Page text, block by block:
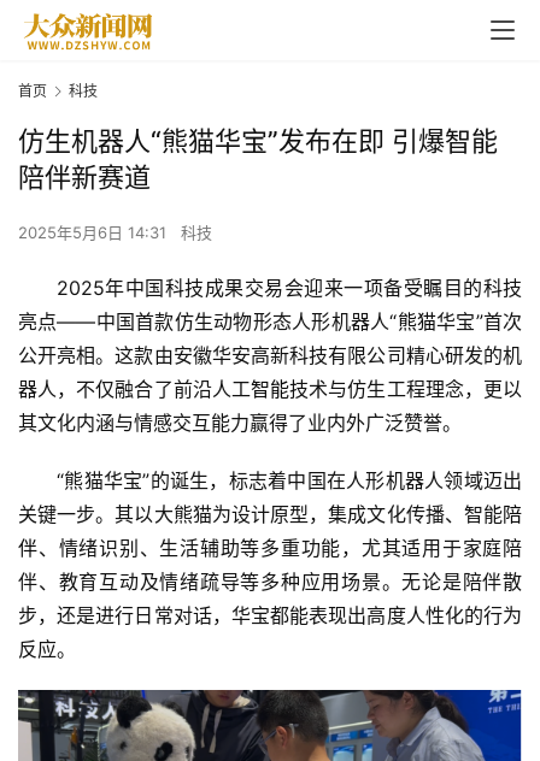
首页 科技
仿生机器人“熊猫华宝”发布在即 引爆智能
陪伴新赛道
2025年5月6日 14:31 科技
2025年中国科技成果交易会迎来一项备受瞩目的科技
亮点——中国首款仿生动物形态人形机器人“熊猫华宝”首次
公开亮相。这款由安徽华安高新科技有限公司精心研发的机
器人，不仅融合了前沿人工智能技术与仿生工程理念，更以
其文化内涵与情感交互能力赢得了业内外广泛赞誉。
“熊猫华宝”的诞生，标志着中国在人形机器人领域迈出
关键一步。其以大熊猫为设计原型，集成文化传播、智能陪
伴、情绪识别、生活辅助等多重功能，尤其适用于家庭陪
伴、教育互动及情绪疏导等多种应用场景。无论是陪伴散
步，还是进行日常对话，华宝都能表现出高度人性化的行为
反应。